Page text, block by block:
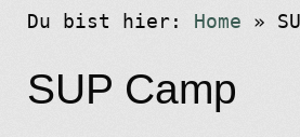
Du bist hier: Home »
SUP Camp